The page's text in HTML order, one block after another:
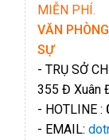
MIỄN PHÍ.
VĂN
SỰ
- TRỤ SỞ
355 Đ Xuân
- HOTLINE :
- EMAIL: